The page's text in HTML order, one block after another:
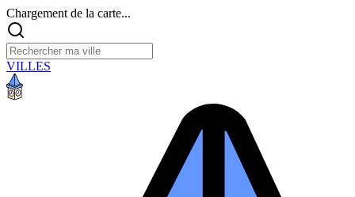
Chargement de la carte...
VILLES